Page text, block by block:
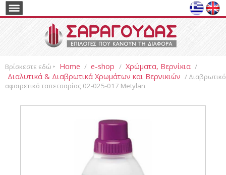
Βρίσκεστε εδώ ‣ Home / e-shop / Χρώματα, Βερνίκια /
Διαλυτικά & Διαβρωτικά Χρωμάτων και Βερνικιών / Διαβρωτικό
αφαιρετικό ταπετσαρίας 02-025-017 Metylan